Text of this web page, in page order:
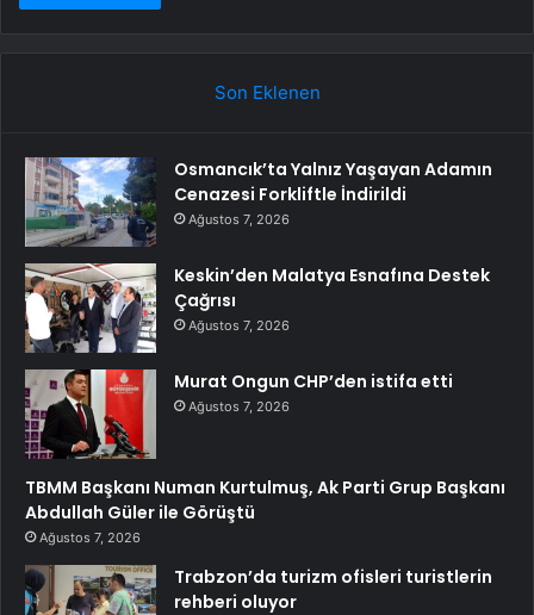
Son Eklenen
Osmancık’ta Yalnız Yaşayan Adamın
Cenazesi Forkliftle İndirildi
Ağustos 7, 2026
Keskin’den Malatya Esnafına Destek
Çağrısı
Ağustos 7, 2026
Murat Ongun CHP’den istifa etti
Ağustos 7, 2026
TBMM Başkanı Numan Kurtulmuş, Ak Parti Grup Başkanı
Abdullah Güler ile Görüştü
Ağustos 7, 2026
Trabzon’da turizm ofisleri turistlerin
rehberi oluyor